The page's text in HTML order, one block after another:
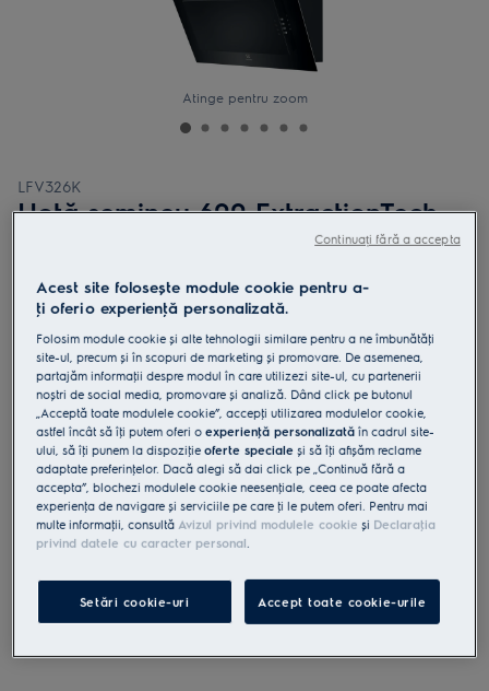
Atinge pentru zoom
LFV326K
Hotă șemineu 600 ExtractionTech
Fișa cu informaţii despre produs
Beneficii
Hotă încorporată rapidă și puternică pentru aer curat și proaspăt în
bucătărie.
ExtractionTech Plus curăță rapid aerul din bucătărie.
Pure Illumination. Vizibilitate maximă în timpul gătitului.
Filtru de grăsime fiabil și lavabil la mașina de spălat vase pentru
hota ta.
Instrucţiunile de siguranţă și avertismentele de siguranţă
conform regulamentului UE 2023/988 sunt enumerate în
capitolele 1 și 2 din manualul de utilizare. Pentru utilizarea în
siguranţă a produsului, citește manualul de utilizare complet.
Acest site folosește module cookie pentru a-
ţi oferi o experienţă personalizată.
Folosim module cookie și alte tehnologii similare pentru a ne îmbunătăţi
site-ul, precum și în scopuri de marketing și promovare. De asemenea,
partajăm informaţii despre modul în care utilizezi site-ul, cu partenerii
noștri de social media, promovare și analiză. Dând click pe butonul
„Acceptă toate modulele cookie”, accepţi utilizarea modulelor cookie,
astfel încât să îţi putem oferi oexperienţă personalizată în cadrul site-
ului, să îţi punem la dispoziţieoferte speciale și să îţi afișăm reclame
adaptate preferinţelor. Dacă alegi să dai click pe „Continuă fără a
accepta”, blochezi modulele cookie neesenţiale, ceea ce poate afecta
experienţa de navigare și serviciile pe care ţi le putem oferi. Pentru mai
multe informaţii, consultă Avizul privind modulele cookie și Declaraţia
privind datele cu caracter personal.
Setări cookie-uri Accept toate cookie-urile
Continuați fără a accepta